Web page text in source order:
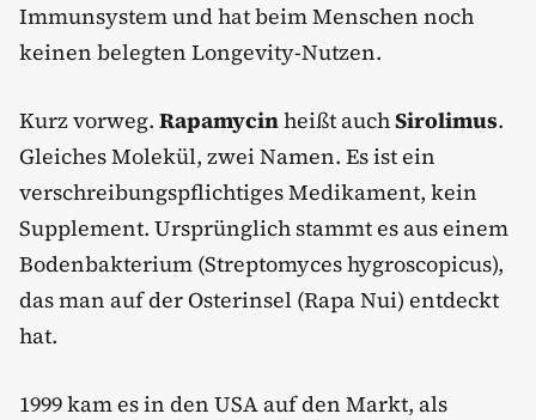
Immunsystem und hat beim Menschen noch
keinen belegten Longevity-Nutzen.
Kurz vorweg. Rapamycinheißt auchSirolimus.
Gleiches Molekül, zwei Namen. Es ist ein
verschreibungspflichtiges Medikament, kein
Supplement. Ursprünglich stammt es aus einem
Bodenbakterium (Streptomyces hygroscopicus),
das man auf der Osterinsel (Rapa Nui) entdeckt
hat.
1999 kam es in den USA auf den Markt, als